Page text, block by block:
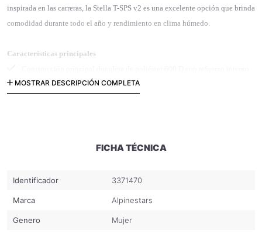
inspirada en las carreras, la Stella T-SPS v2 es una excelente opción que brinda
comodidad durante todo el año y rendimiento en clima húmedo.
Características principales
en hombros y codos para una mayor resistencia a la abrasión.
cuando se abren y para proporcionar ventilación a la membrana WP fija.
MOSTRAR DESCRIPCIÓN COMPLETA
FICHA TÉCNICA
Identificador 3371470
Marca Alpinestars
Genero Mujer